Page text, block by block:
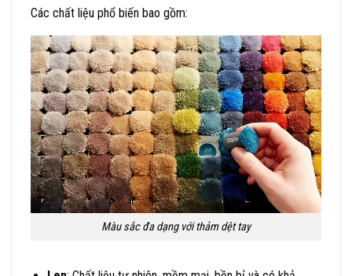
Các chất liệu phổ biến bao gồm:
Màu sắc đa dạng với thảm dệt tay